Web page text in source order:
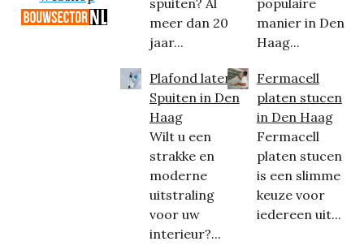
meer dan 20
jaar...
Plafond laten
Spuiten in Den
Haag
Wilt u een
strakke en
moderne
uitstraling
voor uw
interieur?...
manier in Den
Haag...
Fermacell
platen stucen
in Den Haag
Fermacell
platen stucen
is een slimme
keuze voor
iedereen uit...